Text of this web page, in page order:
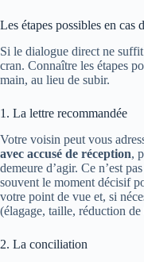
Les étapes possibles en cas
Si le dialogue direct ne
cran. Connaître les étapes
main, au lieu de subir.
1. La lettre recommandée
Votre voisin peut vous
avec accusé de réception,
demeure d’agir. Ce n’est
souvent le moment décisif
votre point de vue et, si
(élagage, taille, réduction de
2. La conciliation